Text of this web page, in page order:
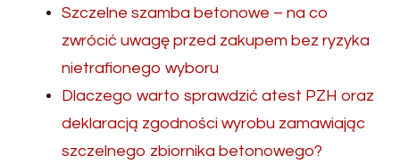
Szczelne szamba betonowe – na co
zwrócić uwagę przed zakupem bez ryzyka
nietrafionego wyboru
Dlaczego warto sprawdzić atest PZH oraz
deklaracją zgodności wyrobu zamawiając
szczelnego zbiornika betonowego?